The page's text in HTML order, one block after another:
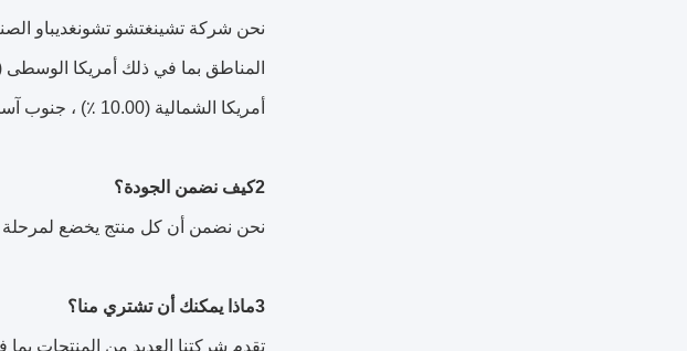
أمريكا الشمالية (10.00 ٪) ، جنوب آسيا (10.00 ٪) ، وشرق آسيا (5.00 ٪). يتكون فريقنا من 11-50 شخص يعملون في مكتبنا.
2كيف نضمن الجودة؟
نحن نضمن أن كل منتج يخضع لمرحلة
3ماذا يمكنك أن تشتري منا؟
تقدم شركتنا العديد من المنتجات بما